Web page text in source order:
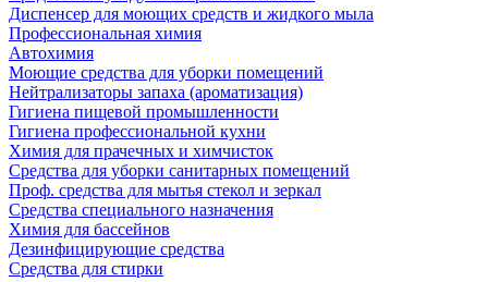
Диспенсер для моющих средств и жидкого мыла
Профессиональная химия
Автохимия
Моющие средства для уборки помещений
Нейтрализаторы запаха (ароматизация)
Гигиена пищевой промышленности
Гигиена профессиональной кухни
Химия для прачечных и химчисток
Средства для уборки санитарных помещений
Проф. средства для мытья стекол и зеркал
Средства специального назначения
Химия для бассейнов
Дезинфицирующие средства
Средства для стирки